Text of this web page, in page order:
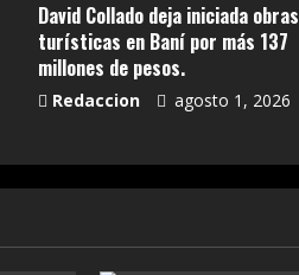
David Collado deja iniciada obras
turísticas en Baní por más 137
millones de pesos.
Redaccion agosto 1, 2026